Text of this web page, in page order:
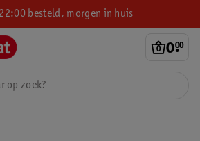
besteld, morgen in huis
0.
00